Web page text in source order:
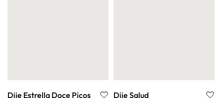
Dije Estrella Doce Picos Dije Salud